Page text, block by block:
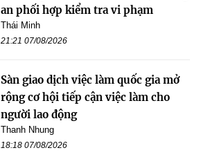
an phối hợp kiểm tra vi phạm
Thái Minh
21:21 07/08/2026
Sàn giao dịch việc làm quốc gia mở
rộng cơ hội tiếp cận việc làm cho
người lao động
Thanh Nhung
18:18 07/08/2026